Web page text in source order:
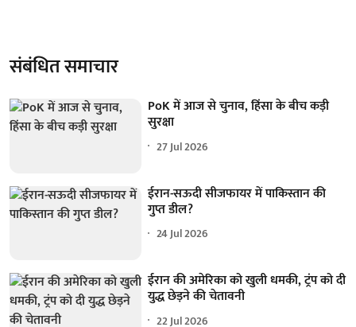
संबंधित समाचार
PoK में आज से चुनाव, हिंसा के बीच कड़ी
सुरक्षा
27 Jul 2026
ईरान-सऊदी सीजफायर में पाकिस्तान की
गुप्त डील?
24 Jul 2026
ईरान की अमेरिका को खुली धमकी, ट्रंप को दी
युद्ध छेड़ने की चेतावनी
22 Jul 2026